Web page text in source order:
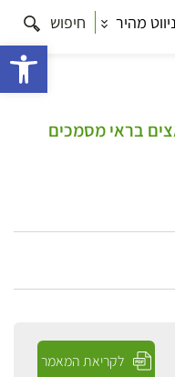
ניווט מהיר חיפוש
בראי מסמכים
לקריאת המאמר